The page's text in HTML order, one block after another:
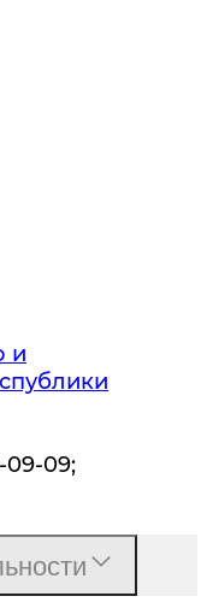
и
09-09;